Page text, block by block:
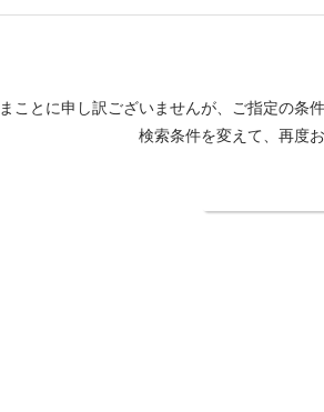
まことに申し訳ございませんが、ご指定の条
検索条件を変えて、再度